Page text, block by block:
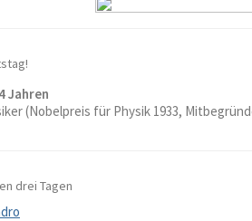
Jahren
(Nobelpreis für Physik 1933,
drei Tagen